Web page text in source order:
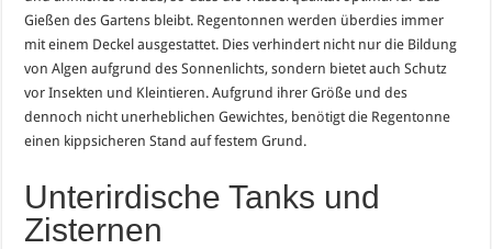
Gießen des Gartens bleibt. Regentonnen werden überdies immer
mit einem Deckel ausgestattet. Dies verhindert nicht nur die Bildung
von Algen aufgrund des Sonnenlichts, sondern bietet auch Schutz
vor Insekten und Kleintieren. Aufgrund ihrer Größe und des
dennoch nicht unerheblichen Gewichtes, benötigt die Regentonne
einen kippsicheren Stand auf festem Grund.
Unterirdische Tanks und
Zisternen